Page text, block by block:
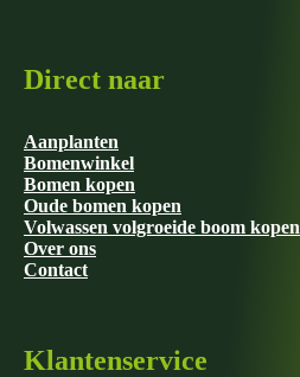
Direct naar
Aanplanten
Bomenwinkel
Bomen kopen
Oude bomen kopen
Volwassen volgroeide boom kopen
Over ons
Contact
Klantenservice